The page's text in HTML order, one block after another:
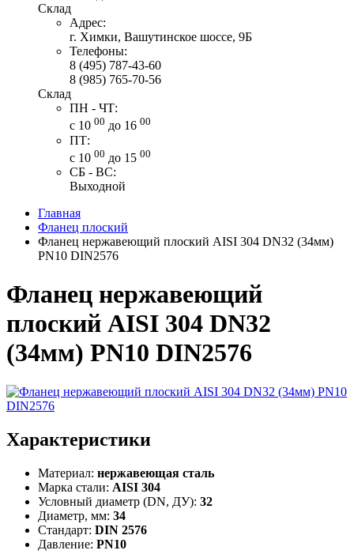
Склад
Адрес:
г. Химки, Вашутинское шоссе, 9Б
Телефоны:
8 (495) 787-43-60
8 (985) 765-70-56
Склад
ПН - ЧТ:
с 10 00 до 16 00
ПТ:
с 10 00 до 15 00
СБ - ВС:
Выходной
Главная
Фланец плоский
Фланец нержавеющий плоский AISI 304 DN32 (34мм)
PN10 DIN2576
Фланец нержавеющий
плоский AISI 304 DN32
(34мм) PN10 DIN2576
Характеристики
Материал: нержавеющая сталь
Марка стали: AISI 304
Условный диаметр (DN, ДУ): 32
Диаметр, мм: 34
Стандарт: DIN 2576
Давление: PN10